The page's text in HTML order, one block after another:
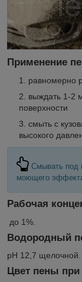
Применение
равномерно
выждать 1-2
поверхности
смыть с
высокого
Смывать под
моющего
Рабочая
до 1%.
Водородный
pH 12,7 щелочной.
Цвет пены